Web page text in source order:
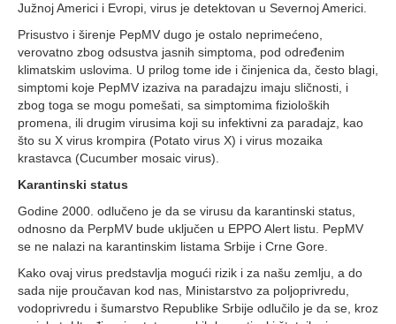
Južnoj Americi i Evropi, virus je detektovan u Severnoj Americi.
Prisustvo i širenje PepMV dugo je ostalo neprimećeno,
verovatno zbog odsustva jasnih simptoma, pod određenim
klimatskim uslovima. U prilog tome ide i činjenica da, često blagi,
simptomi koje PepMV izaziva na paradajzu imaju sličnosti, i
zbog toga se mogu pomešati, sa simptomima fizioloških
promena, ili drugim virusima koji su infektivni za paradajz, kao
što su X virus krompira (Potato virus X) i virus mozaika
krastavca (Cucumber mosaic virus).
Karantinski status
Godine 2000. odlučeno je da se virusu da karantinski status,
odnosno da PerpMV bude uključen u EPPO Alert listu. PepMV
se ne nalazi na karantinskim listama Srbije i Crne Gore.
Kako ovaj virus predstavlja mogući rizik i za našu zemlju, a do
sada nije proučavan kod nas, Ministarstvo za poljoprivredu,
vodoprivredu i šumarstvo Republike Srbije odlučilo je da se, kroz